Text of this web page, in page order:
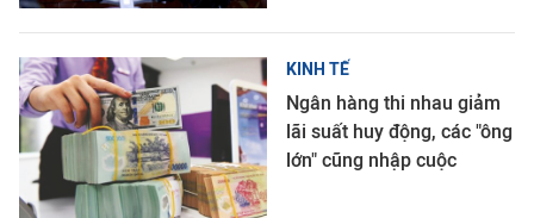
KINH TẾ
Ngân hàng thi nhau giảm
lãi suất huy động, các "ông
lớn" cũng nhập cuộc